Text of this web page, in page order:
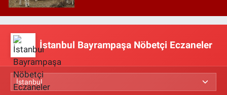
İstanbul Bayrampaşa Nöbetçi Eczaneler